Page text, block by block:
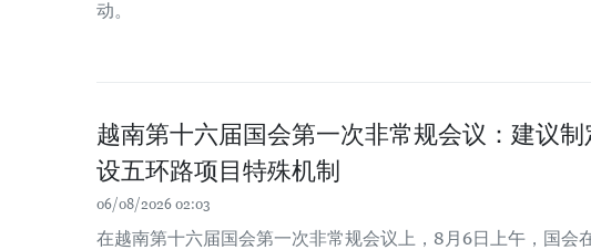
动。
越南第十六届国会第一次非常规会议：建议
设五环路项目特殊机制
06/08/2026 02:03
在越南第十六届国会第一次非常规会议上，8月6日上午，国会